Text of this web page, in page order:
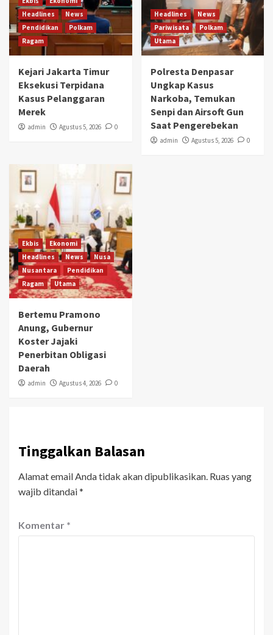
Headlines
News
Pendidikan
Polkam
Ragam
Kejari Jakarta Timur
Eksekusi Terpidana
Kasus Pelanggaran
Merek
admin Agustus 5, 2026 0
Headlines
News
Pariwisata
Polkam
Utama
Polresta Denpasar
Ungkap Kasus
Narkoba, Temukan
Senpi dan Airsoft Gun
Saat Pengerebekan
admin Agustus 5, 2026 0
Ekbis
Ekonomi
Headlines
News
Nusa
Nusantara
Pendidikan
Ragam
Utama
Bertemu Pramono
Anung, Gubernur
Koster Jajaki
Penerbitan Obligasi
Daerah
admin Agustus 4, 2026 0
Tinggalkan Balasan
Alamat email Anda tidak akan dipublikasikan. Ruas yang
wajib ditandai*
Komentar *